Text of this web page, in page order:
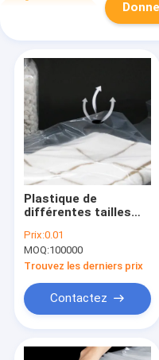
Plastique de
différentes tailles
les sacs pré-ouverts
Idéal pour
l'emballage et le
stockage des
articles
Prix:0.01
MOQ:100000
Trouvez les derniers prix
Contactez